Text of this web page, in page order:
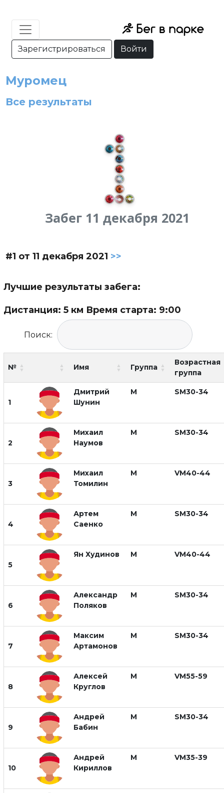
Зарегистрироваться Войти
Муромец
Все результаты
Забег 11 декабря 2021
#1 от 11 декабря 2021 >>
Лучшие результаты забега:
Дистанция: 5 км Время старта: 9:00
Поиск:
№ Имя Группа
Возрастная
группа
1
Дмитрий
Шунин
М SM30-34
2
Михаил
Наумов
М SM30-34
3
Михаил
Томилин
М VM40-44
4
Артем
Саенко
М SM30-34
5
Ян Худинов М VM40-44
6
Александр
Поляков
М SM30-34
7
Максим
Артамонов
М SM30-34
8
Алексей
Круглов
М VM55-59
9
Андрей
Бабин
М SM30-34
10
Андрей
Кириллов
М VM35-39